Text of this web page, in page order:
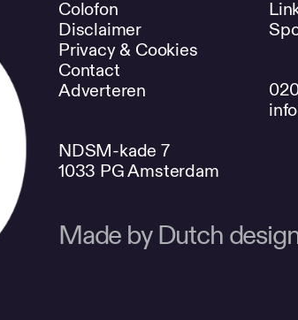
Colofon
Disclaimer
Privacy & Cookies
Contact
Adverteren
NDSM-kade 7
1033 PG Amsterdam
Made by Dutch